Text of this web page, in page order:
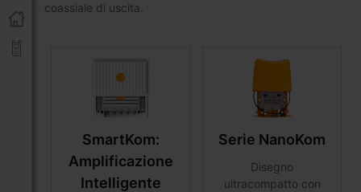
coassiale di uscita.
SmartKom:
Amplificazione
Intelligente
Serie NanoKom
Disegno
ultracompatto con